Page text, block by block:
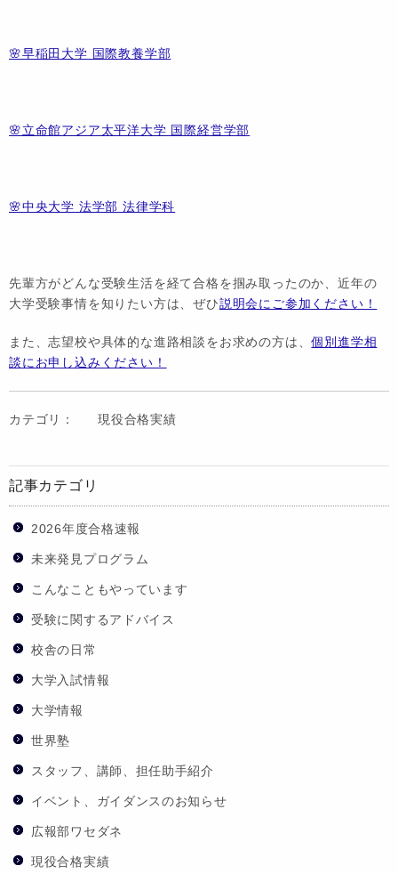
🌸早稲田大学 国際教養学部
🌸立命館アジア太平洋大学 国際経営学部
🌸中央大学 法学部 法律学科
先輩方がどんな受験生活を経て合格を掴み取ったのか、近年の
大学受験事情を知りたい方は、ぜひ説明会にご参加ください！
また、志望校や具体的な進路相談をお求めの方は、個別進学相
談にお申し込みください！
カテゴリ： 現役合格実績
記事カテゴリ
2026年度合格速報
未来発見プログラム
こんなこともやっています
受験に関するアドバイス
校舎の日常
大学入試情報
大学情報
世界塾
スタッフ、講師、担任助手紹介
イベント、ガイダンスのお知らせ
広報部ワセダネ
現役合格実績